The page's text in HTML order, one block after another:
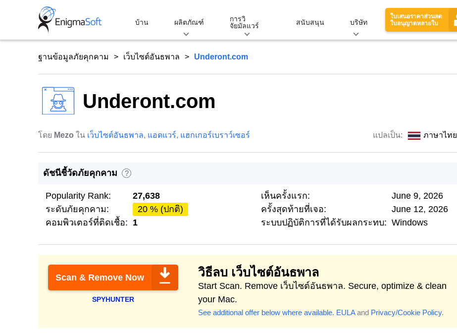
บ้าน ผลิตภัณฑ์
การวิ
จัยมัลแวร์
สนับสนุน บริษัท
ใบเสนอราคาส่วนลด
ใบอนุญาตหลายใบ
ฐานข้อมูลภัยคุกคาม เว็บไซต์อันธพาล Underont.com
Underont.com
โดย Mezo ใน เว็บไซต์อันธพาล, แอดแวร์, แฮกเกอร์เบราว์เซอร์ แปลเป็น: ภาษาไทย
ดัชนีชี้วัดภัยคุกคาม ?
Popularity Rank:
27,638
ระดับภัยคุกคาม:
20 % (ปกติ)
คอมพิวเตอร์ที่ติดเชื้อ: 1
เห็นครั้งแรก:
June 9, 2026
ครั้งสุดท้ายที่เจอ:
June 12, 2026
ระบบปฏิบัติการที่ได้รับผลกระทบ: Windows
Scan & Remove Now
SPYHUNTER
วิธีลบ เว็บไซต์อันธพาล
Start Scan. Remove เว็บไซต์อันธพาล. Secure, optimize & clean
your Mac.
See additional offer below where available. EULAand Privacy/Cookie Policy.